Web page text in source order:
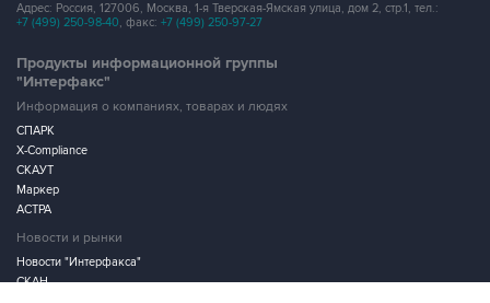
Адрес: Россия, 127006, Москва, 1-я Тверская-Ямская улица, дом 2, стр.1, тел.:
+7 (499) 250-98-40, факс: +7 (499) 250-97-27
Продукты информационной группы
"Интерфакс"
Информация о компаниях, товарах и людях
СПАРК
X-Compliance
СКАУТ
Маркер
АСТРА
Новости и рынки
Новости "Интерфакса"
СКАН